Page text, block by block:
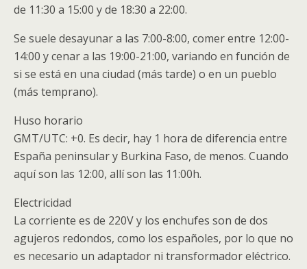
de 11:30 a 15:00 y de 18:30 a 22:00.
Se suele desayunar a las 7:00-8:00, comer entre 12:00-
14:00 y cenar a las 19:00-21:00, variando en función de
si se está en una ciudad (más tarde) o en un pueblo
(más temprano).
Huso horario
GMT/UTC: +0. Es decir, hay 1 hora de diferencia entre
España peninsular y Burkina Faso, de menos. Cuando
aquí son las 12:00, allí son las 11:00h.
Electricidad
La corriente es de 220V y los enchufes son de dos
agujeros redondos, como los españoles, por lo que no
es necesario un adaptador ni transformador eléctrico.